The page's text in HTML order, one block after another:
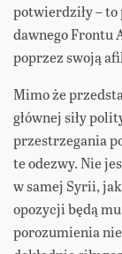
potwierdziły – to
dawnego Frontu
poprzez swoją
Mimo że
głównej siły
przestrzegania
te odezwy. Nie
w samej Syrii,
opozycji będą
porozumienia